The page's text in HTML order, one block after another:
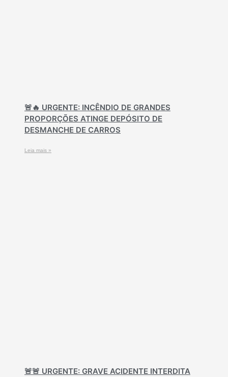
🚨🔥 URGENTE: INCÊNDIO DE GRANDES
PROPORÇÕES ATINGE DEPÓSITO DE
DESMANCHE DE CARROS
Leia mais »
🚨🚨 URGENTE: GRAVE ACIDENTE INTERDITA